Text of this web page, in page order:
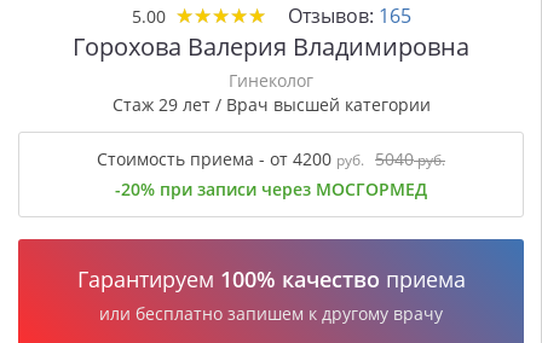
5.00 ★★★★★
★★★★★ Отзывов: 165
Горохова Валерия Владимировна
Гинеколог
Стаж 29 лет / Врач высшей категории
Стоимость приема - от 4200 руб. 5040руб.
-20% при записи через МОСГОРМЕД
Гарантируем 100% качество приема
или бесплатно запишем к другому врачу